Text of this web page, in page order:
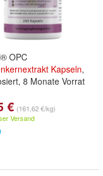
OPC
Kapseln,
8 Monate Vorrat
€ (161,62 €/kg)
Versand